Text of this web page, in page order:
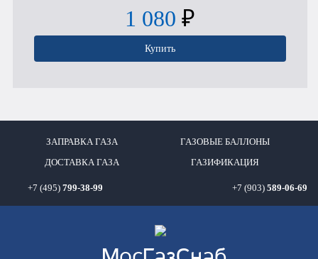
1 080 ₽
Купить
ЗАПРАВКА ГАЗА ГАЗОВЫЕ БАЛЛОНЫ
ДОСТАВКА ГАЗА ГАЗИФИКАЦИЯ
+7 (495) 799-38-99 +7 (903) 589-06-69